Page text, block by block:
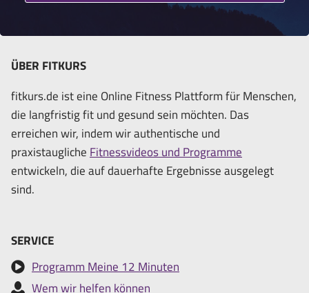
ÜBER FITKURS
fitkurs.de ist eine Online Fitness Plattform für Menschen,
die langfristig fit und gesund sein möchten. Das
erreichen wir, indem wir authentische und
praxistaugliche Fitnessvideos und Programme
entwickeln, die auf dauerhafte Ergebnisse ausgelegt
sind.
SERVICE
Programm Meine 12 Minuten
Wem wir helfen können